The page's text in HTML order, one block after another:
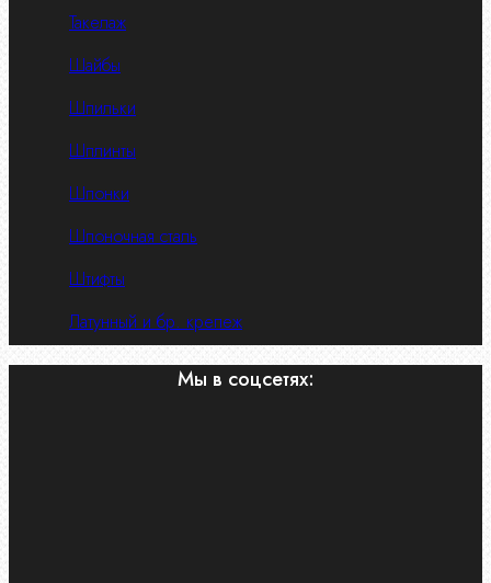
Такелаж
Шайбы
Шпильки
Шплинты
Шпонки
Шпоночная сталь
Штифты
Латунный и бр. крепеж
Мы в соцсетях: